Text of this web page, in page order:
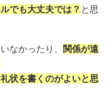
でも大丈夫では？ と思
なかったり、 関係が遠
状を書くのがよいと思